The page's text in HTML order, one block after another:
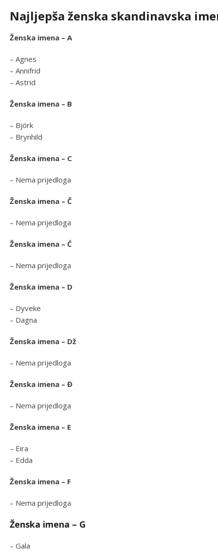
Najljepša ženska skandinavska
Ženska imena – A
– Agnes
– Annifrid
– Astrid
Ženska imena – B
– Björk
– Brynhild
Ženska imena – C
– Nema prijedloga
Ženska imena – Č
– Nema prijedloga
Ženska imena – Ć
– Nema prijedloga
Ženska imena – D
– Dyveke
– Dagna
Ženska imena – Dž
– Nema prijedloga
Ženska imena – Đ
– Nema prijedloga
Ženska imena – E
– Eira
– Edda
Ženska imena – F
– Nema prijedloga
Ženska imena – G
– Gala